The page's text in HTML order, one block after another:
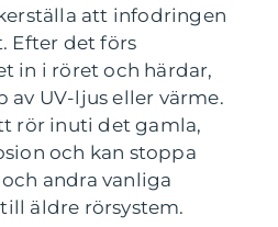
att infodringen
Efter det förs
in i röret och härdar,
UV-ljus eller värme.
rör inuti det gamla,
och kan stoppa
andra vanliga
äldre rörsystem.